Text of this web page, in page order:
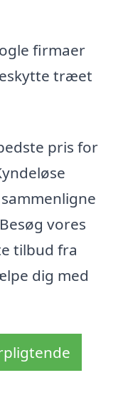
firmaer
træet
pris for
vores
tilbud fra
dig med